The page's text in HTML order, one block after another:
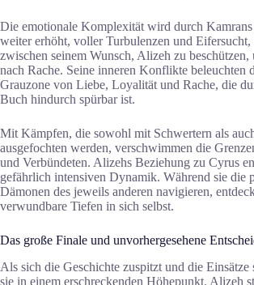
Die emotionale Komplexität wird durch
weiter erhöht, voller Turbulenzen und Eifersucht,
zwischen seinem Wunsch, Alizeh zu beschützen,
nach Rache. Seine inneren Konflikte beleuchten
Grauzone von Liebe, Loyalität und Rache, die
Buch hindurch spürbar ist.
Mit Kämpfen, die sowohl mit Schwertern als
ausgefochten werden, verschwimmen die
und Verbündeten. Alizehs Beziehung zu Cyrus
gefährlich intensiven Dynamik. Während sie die
Dämonen des jeweils anderen navigieren,
verwundbare Tiefen in sich selbst.
Das große Finale und unvorhergesehene
Als sich die Geschichte zuspitzt und die
sie in einem erschreckenden Höhepunkt. Alizeh